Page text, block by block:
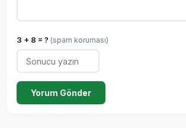
3 + 8 = ? (spam koruması)
Yorum Gönder